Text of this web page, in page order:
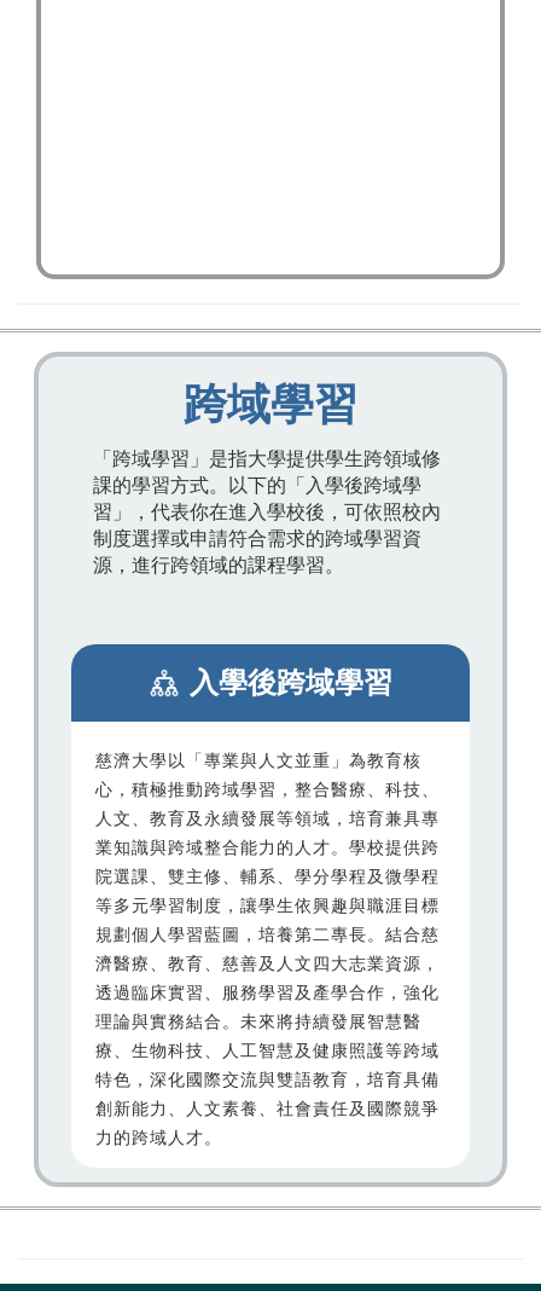
跨域學習
「跨域學習」是指大學提供學生跨領域修
課的學習方式。以下的「入學後跨域學
習」，代表你在進入學校後，可依照校內
制度選擇或申請符合需求的跨域學習資
源，進行跨領域的課程學習。
入學後跨域學習
慈濟大學以「專業與人文並重」為教育核
心，積極推動跨域學習，整合醫療、科技、
人文、教育及永續發展等領域，培育兼具專
業知識與跨域整合能力的人才。學校提供跨
院選課、雙主修、輔系、學分學程及微學程
等多元學習制度，讓學生依興趣與職涯目標
規劃個人學習藍圖，培養第二專長。結合慈
濟醫療、教育、慈善及人文四大志業資源，
透過臨床實習、服務學習及產學合作，強化
理論與實務結合。未來將持續發展智慧醫
療、生物科技、人工智慧及健康照護等跨域
特色，深化國際交流與雙語教育，培育具備
創新能力、人文素養、社會責任及國際競爭
力的跨域人才。